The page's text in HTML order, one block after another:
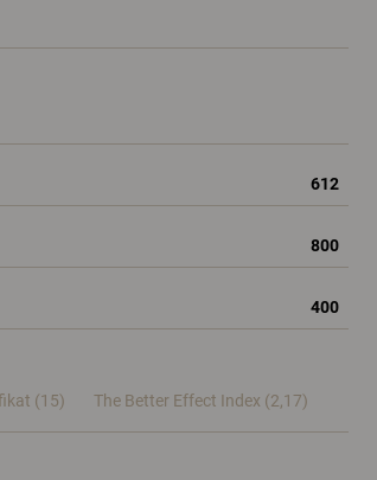
612
800
400
(15) The Better Effect Index (2,17)